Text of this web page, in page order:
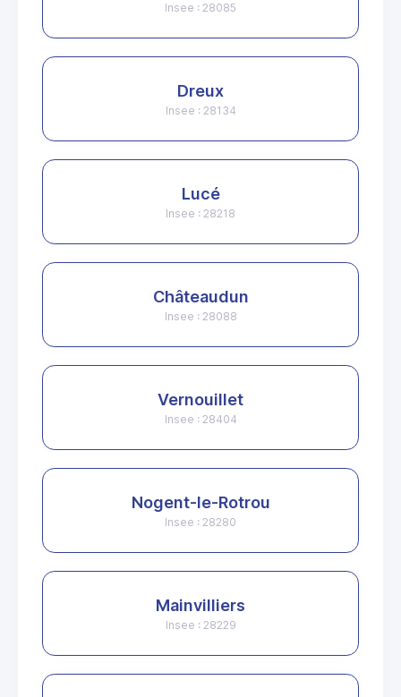
Insee : 28085
Dreux
Insee : 28134
Lucé
Insee : 28218
Châteaudun
Insee : 28088
Vernouillet
Insee : 28404
Nogent-le-Rotrou
Insee : 28280
Mainvilliers
Insee : 28229